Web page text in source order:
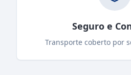
Seguro e
Transporte coberto por